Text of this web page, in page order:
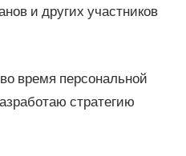
и других участников
время персональной
стратегию